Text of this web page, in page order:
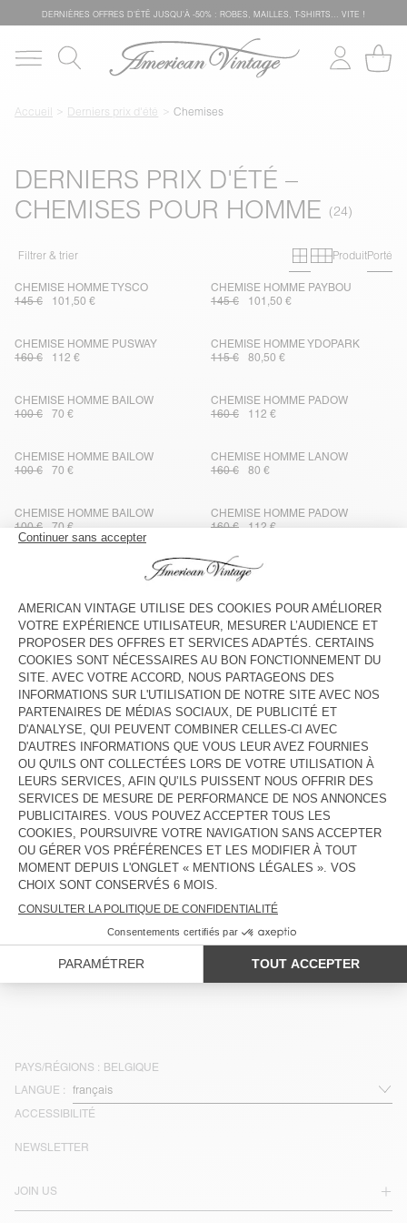
DERNIÈRES OFFRES D'ÉTÊ JUSQU'À -50% : ROBES, MAILLES, T-SHIRTS... VITE !
Accueil Derniers prix d'été Chemises
DERNIERS PRIX D'ÉTÉ –
CHEMISES POUR HOMME
Filtrer & trier Grille
Grille
ProduitPorté
CHEMISE HOMME TYSCO
145 €
101,50 €
CHEMISE HOMME PAYBOU
145 €
101,50 €
CHEMISE HOMME PUSWAY
160 €
112 €
CHEMISE HOMME YDOPARK
115 €
80,50 €
CHEMISE HOMME BAILOW
100 €
70 €
CHEMISE HOMME PADOW
160 €
112 €
CHEMISE HOMME BAILOW
100 €
70 €
CHEMISE HOMME LANOW
160 €
80 €
CHEMISE HOMME BAILOW
100 €
70 €
CHEMISE HOMME PADOW
160 €
112 €
CHEMISE HOMME VIGY
100 €
CHEMISE HOMME TYSCO
130 €
65 €
CHEMISE HOMME LANOW
160 €
80 €
CHEMISE HOMME AJAXDOG
145 €
101,50 €
CHEMISE HOMME ENYWAY
130 €
91 €
CHEMISE HOMME ABOTOWN
145 €
72,50 €
CHEMISE HOMME ABOTOWN
145 €
72,50 €
CHEMISE HOMME PADOW
160 €
112 €
CHEMISE HOMME BAILOW
100 €
70 €
CHEMISE HOMME JAPTOWN
INDISPONIBLE
160 € 112 €
CHEMISE HOMME VIGY
INDISPONIBLE
100 €
CHEMISE HOMME LYCAZ
112 €
CHEMISE HOMME PADOW
INDISPONIBLE
91 €
PAYS/RÉGIONS : BELGIQUE
LANGUE :
ACCESSIBILITÉ
JOIN US
NEWSLETTER